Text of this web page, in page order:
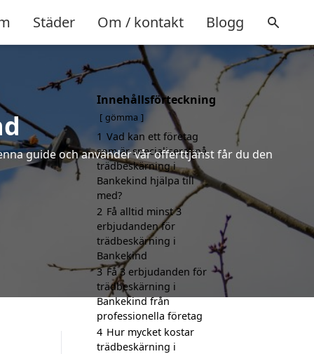
Städer Om / kontakt Blogg
guide och använder vår offerttjänst får du den
Innehållsförteckning
gömma
1 Vad kan ett företag
som är specialiserat på
trädbeskärning i
Bankekind hjälpa till
med?
2 Få alltid minst 3
erbjudanden för
trädbeskärning i
Bankekind
3 Få 3 erbjudanden för
trädbeskärning i
Bankekind från
professionella företag
4 Hur mycket kostar
trädbeskärning i